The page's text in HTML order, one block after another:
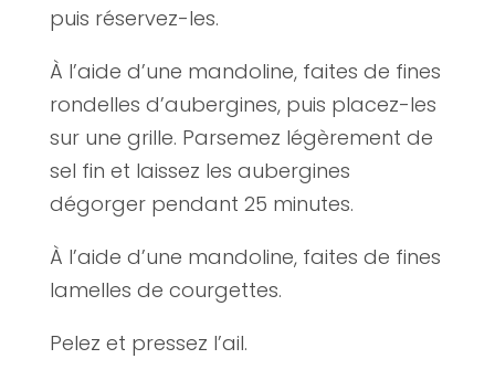
puis réservez-les.
À l’aide d’une mandoline, faites de fines
rondelles d’aubergines, puis placez-les
sur une grille. Parsemez légèrement de
sel fin et laissez les aubergines
dégorger pendant 25 minutes.
À l’aide d’une mandoline, faites de fines
lamelles de courgettes.
Pelez et pressez l’ail.